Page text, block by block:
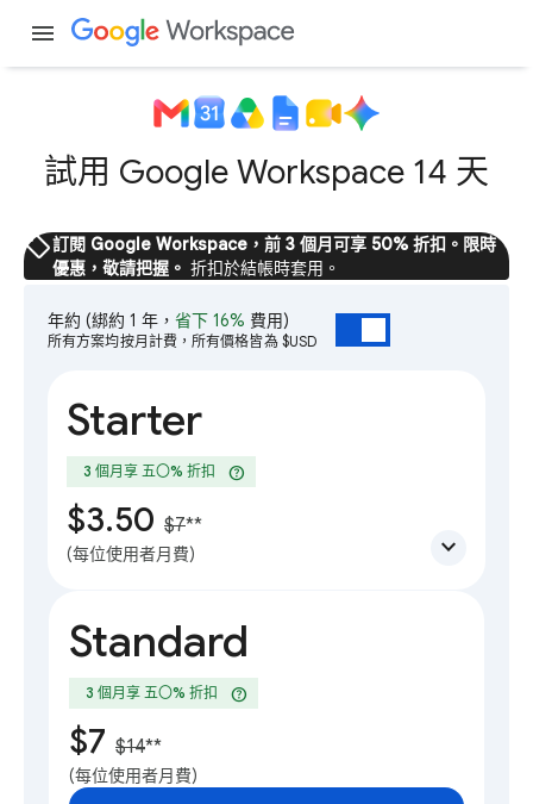
menu
試用 Google Workspace 14 天
sell訂閱 Google Workspace，前 3 個月可享 50% 折扣。限時
優惠，敬請把握。 折扣於結帳時套用。
年約 (綁約 1 年， 省下 16% 費用)
所有方案均按月計費，所有價格皆為 $USD
Starter
3 個月享 五〇% 折扣 help
$3.50 $7**
(每位使用者月費) expand_more
Standard
3 個月享 五〇% 折扣 help
$7 $14**
(每位使用者月費)